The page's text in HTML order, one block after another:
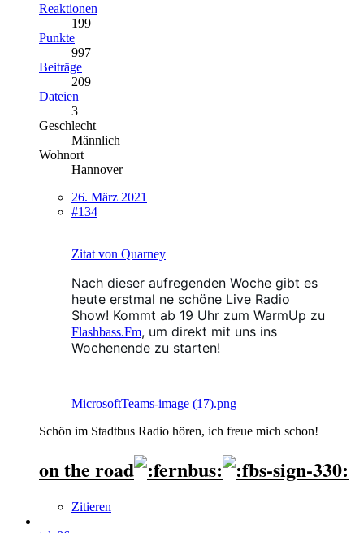
Reaktionen
199
Punkte
997
Beiträge
209
Dateien
3
Geschlecht
Männlich
Wohnort
Hannover
26. März 2021
#134
Zitat von Quarney
Nach dieser aufregenden Woche gibt es
heute erstmal ne schöne Live Radio
Show! Kommt ab 19 Uhr zum WarmUp zu
Flashbass.Fm, um direkt mit uns ins
Wochenende zu starten!
MicrosoftTeams-image (17).png
Schön im Stadtbus Radio hören, ich freue mich schon!
on the road
Zitieren